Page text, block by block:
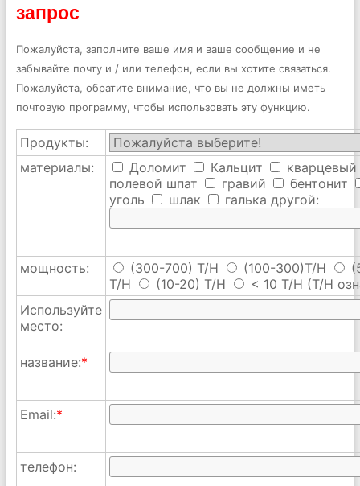
запрос
Пожалуйста, заполните ваше имя и ваше сообщение и не
забывайте почту и / или телефон, если вы хотите связаться.
Пожалуйста, обратите внимание, что вы не должны иметь
почтовую программу, чтобы использовать эту функцию.
Продукты:
материалы:
Доломит Кальцит
кварцевый
полевой шпат
гравий
бентонит
уголь
шлак галька другой:
мощность: (300-700) T/H (100-300)T/H
T/H
(10-20) T/H < 10 T/H (T/H
Используйте
место:
название:*
Email:*
телефон: